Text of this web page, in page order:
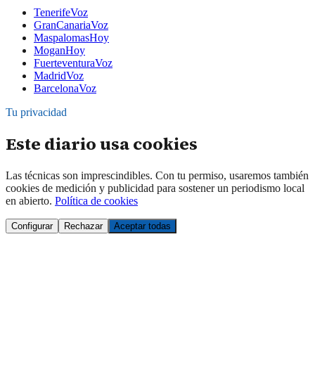
TenerifeVoz
GranCanariaVoz
MaspalomasHoy
MoganHoy
FuerteventuraVoz
MadridVoz
BarcelonaVoz
Tu privacidad
Este diario usa cookies
Las técnicas son imprescindibles. Con tu permiso, usaremos también
cookies de medición y publicidad para sostener un periodismo local
en abierto. Política de cookies
Configurar Rechazar Aceptar todas